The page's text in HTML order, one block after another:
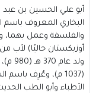
أبو علي الحسين بن
البخاري المعروف باسم
والفلسفة وعمل بهما،
أوزبكستان حاليًا) لأب
(1037 م)، وعُرِف
الأطباء وأبو الطب